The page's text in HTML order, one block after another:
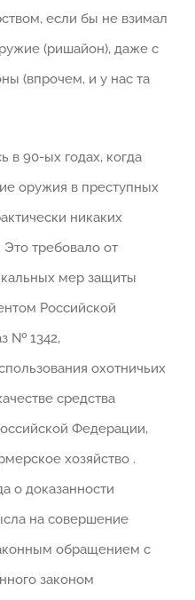
если бы не взимал
(ришайон), даже с
(впрочем, и у нас та
в 90-ых годах, когда
оружия в преступных
никаких
требовало от
мер защиты
Российской
№ 1342,
охотничьих
средства
Федерации,
хозяйство .
о доказанности
на совершение
обращением с
законом